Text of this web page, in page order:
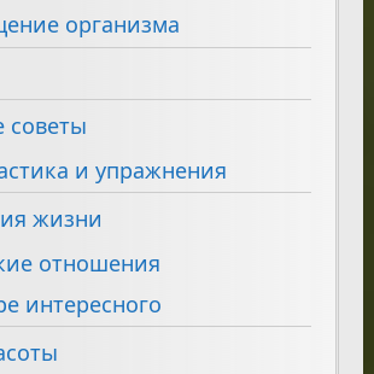
организма
советы
и упражнения
жизни
отношения
интересного